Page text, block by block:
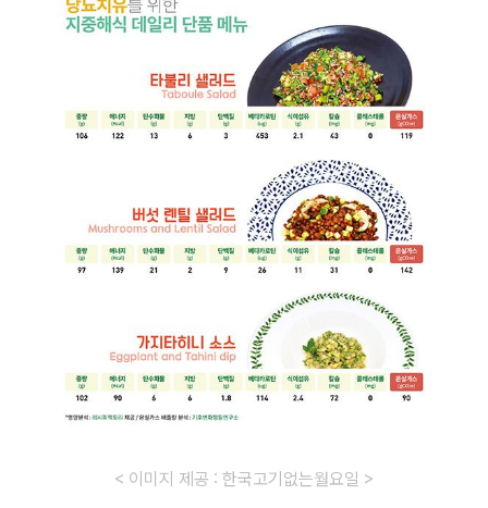
< 이미지 제공 : 한국고기없는월요일 >